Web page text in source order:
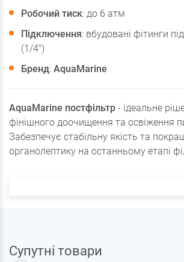
Робочий тиск: до 6 атм
Підключення: вбудовані фітинги
(1/4")
Бренд: AquaMarine
AquaMarine постфільтр - ідеальне
фінішного доочищення та освіження
Забезпечує стабільну якість та
органолептику на останньому етапі
Супутні товари